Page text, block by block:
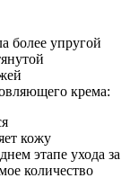
более упругой
крема:
кожу
этапе ухода за
количество